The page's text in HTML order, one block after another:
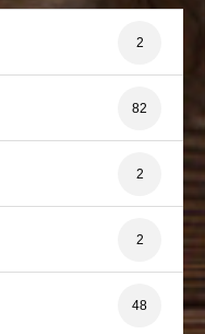
2
82
2
2
48